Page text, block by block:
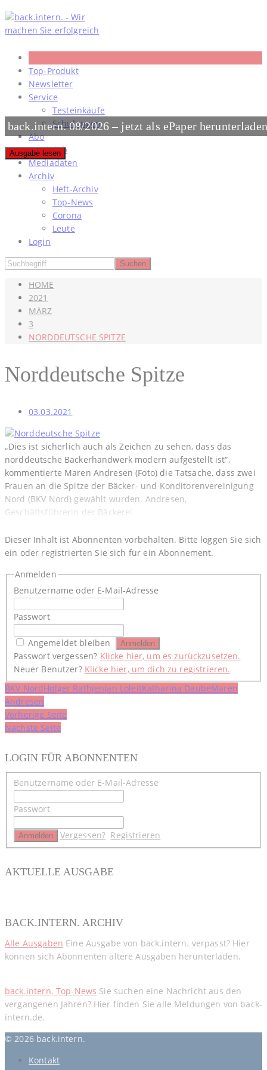
Skip
to
content
Top-Produkt
Newsletter
Service
Testeinkäufe
Schulungen
Abo
#meinjob
Mediadaten
Archiv
Heft-Archiv
Top-News
Corona
Leute
Login
HOME
2021
MÄRZ
3
NORDDEUTSCHE SPITZE
Norddeutsche Spitze
03.03.2021
„Dies ist sicherlich auch als Zeichen zu sehen, dass das
norddeutsche Bäckerhandwerk modern aufgestellt ist“,
kommentierte Maren Andresen (Foto) die Tatsache, dass zwei
Frauen an die Spitze der Bäcker- und Konditorenvereinigung
Nord (BKV Nord) gewählt wurden. Andresen,
Geschäftsführerin der Bäckerei
Dieser Inhalt ist Abonnenten vorbehalten. Bitte loggen Sie sich
ein oder registrierten Sie sich für ein Abonnement.
Anmelden
Benutzername oder E-Mail-Adresse
Passwort
Angemeldet bleiben
Passwort vergessen? Klicke hier, um es zurückzusetzen.
Neuer Benutzer? Klicke hier, um dich zu registrieren.
BKV NordHolger RathjenJan LoleitKatharina DaubeMaren
Andresen
Beitragsnavigation
Vorherige Seite
Nächste Seite
LOGIN FÜR ABONNENTEN
Benutzername oder E-Mail-Adresse
Passwort
Vergessen? Registrieren
AKTUELLE AUSGABE
back.intern. 08/2026 – jetzt als ePaper herunterladen
Ausgabe lesen
BACK.INTERN. ARCHIV
Alle Ausgaben Eine Ausgabe von back.intern. verpasst? Hier
können sich Abonnenten ältere Ausgaben herunterladen.
back.intern. Top-News Sie suchen eine Nachricht aus den
vergangenen Jahren? Hier finden Sie alle Meldungen von back-
intern.de.
© 2026 back.intern.
Kontakt